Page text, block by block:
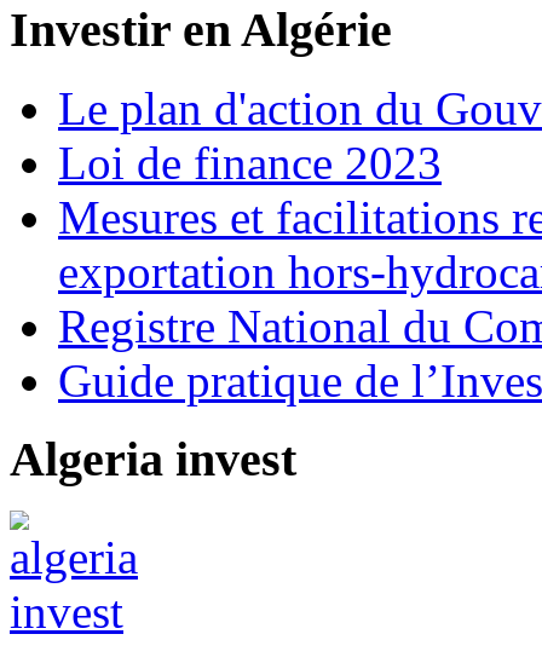
Investir en Algérie
Le plan d'action du
Loi de finance 2023
Mesures et facilitations
exportation hors-
Registre National du
Guide pratique de
Algeria invest